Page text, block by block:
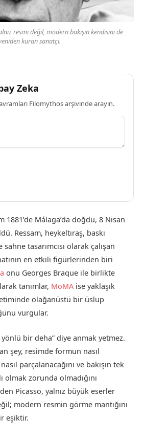
resmi değil, modern bakışın kendisini de
kuran sanatçı.
Zeka
Filomythos arşivinde arayın.
1881’de Málaga’da doğdu, 8 Nisan
Ressam, heykeltıraş, baskı
sahne tasarımcısı olarak çalışan
en etkili figürlerinden biri
onu Georges Braque ile birlikte
tanımlar, MoMA ise yaklaşık
olağanüstü bir üslup
vurgular.
yönlü bir deha” diye anmak yetmez.
şey, resimde formun nasıl
parçalanacağını ve bakışın tek
olmak zorunda olmadığını
Picasso, yalnız büyük eserler
modern resmin görme mantığını
eşiktir.